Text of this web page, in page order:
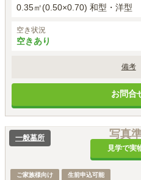
0.35㎡(0.50×0.70) 和型・洋型
空き状況
空きあり
備考
墓石工事代には、基本彫刻料（家名
お問合
写真
見学で実
一般墓所
ご家族様向け 生前申込可能